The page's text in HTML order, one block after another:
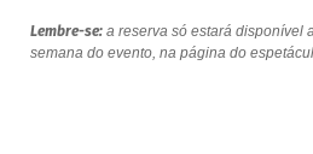
Lembre-se:a reserva só estará disponível
semana do evento, na página do